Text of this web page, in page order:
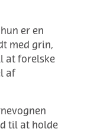
er en
med grin,
at forelske
af
til at holde